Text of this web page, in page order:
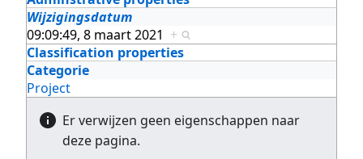
Wijzigingsdatum
09:09:49, 8 maart 2021 +
Classification properties
Categorie
Project
Er verwijzen geen eigenschappen naar
deze pagina.